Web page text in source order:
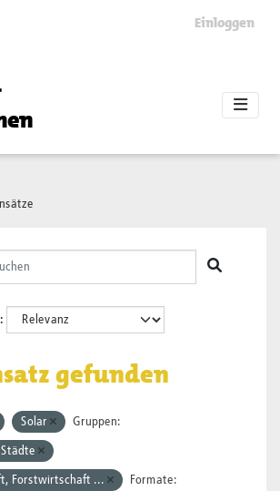
Einloggen
gefunden
Solar Gruppen:
Forstwirtschaft ... Formate: